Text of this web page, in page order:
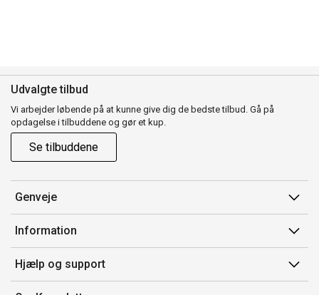
Udvalgte tilbud
Vi arbejder løbende på at kunne give dig de bedste tilbud. Gå på
opdagelse i tilbuddene og gør et kup.
Se tilbuddene
Genveje
Min side
Ordrehistorik
Gavekort
Information
Salgsbetingelser
Mærker/producent
Hjælp og support
Kontakt os